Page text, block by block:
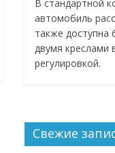
В стандартной
автомобиль
также доступна
двумя креслами
регулировкой.
Свежие